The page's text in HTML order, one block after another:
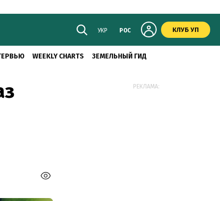
УКР РОС КЛУБ УП
WEEKLY CHARTS ЗЕМЕЛЬНЫЙ ГИД
РЕКЛАМА: